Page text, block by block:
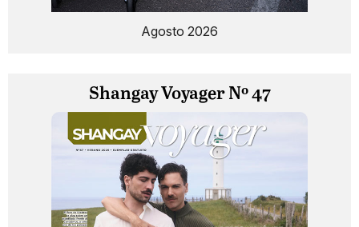
Agosto 2026
Shangay Voyager Nº 47